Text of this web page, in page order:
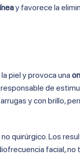
y favorece la
piel y provoca una
de
y con brillo,
quirúrgico. Los
facial,